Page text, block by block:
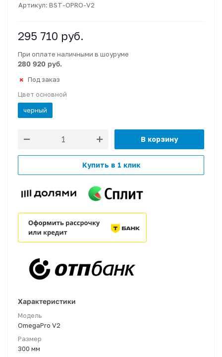
Артикул: BST-OPRO-V2
295 710 руб.
При оплате наличными в шоуруме
280 920 руб.
Под заказ
Цвет основной
черный
В корзину
Купить в 1 клик
Характеристики
Модель
OmegaPro V2
Размер
300 мм